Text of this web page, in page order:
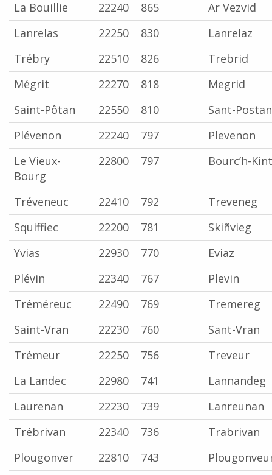
La Bouillie 22240 865
Ar Vezvid
Lanrelas
22250 830
Lanrelaz
Trébry
22510 826
Trebrid
Mégrit
22270 818
Megrid
Saint-Pôtan
22550 810
Sant-Postan
Plévenon
22240 797
Plevenon
Le Vieux-
Bourg
22800 797 Bourc’h-
Tréveneuc 22410 792
Treveneg
Squiffiec
22200 781
Skiñvieg
Yvias
22930 770
Eviaz
Plévin
22340 767
Plevin
Tréméreuc
22490 769
Tremereg
Saint-Vran
22230 760
Sant-Vran
Trémeur
22250 756
Treveur
La Landec
22980 741
Lannandeg
Laurenan
22230 739
Lanreunan
Trébrivan
22340 736
Trabrivan
Plougonver
22810 743